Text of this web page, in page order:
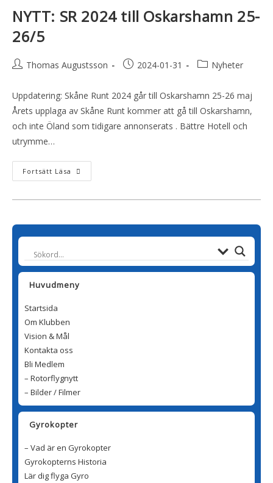
NYTT: SR 2024 till Oskarshamn 25-
26/5
Thomas Augustsson 2024-01-31 Nyheter
Uppdatering: Skåne Runt 2024 går till Oskarshamn 25-26 maj
Årets upplaga av Skåne Runt kommer att gå till Oskarshamn,
och inte Öland som tidigare annonserats . Bättre Hotell och
utrymme…
Fortsätt Läsa
Huvudmeny
Startsida
Om Klubben
Vision & Mål
Kontakta oss
Bli Medlem
– Rotorflygnytt
– Bilder / Filmer
Gyrokopter
– Vad är en Gyrokopter
Gyrokopterns Historia
Lär dig flyga Gyro